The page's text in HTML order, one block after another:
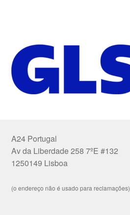
A24 Portugal
Av da Liberdade 258 7ºE #132
1250149 Lisboa
(o endereço não é usado para reclamações)